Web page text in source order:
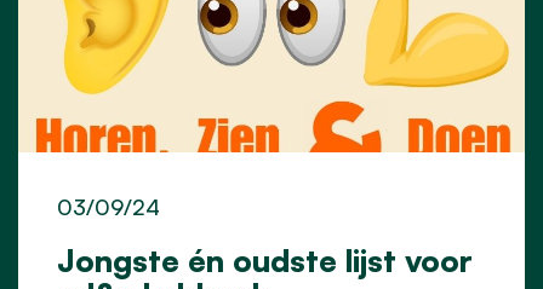
Jongste én oudste lijst voor
03/09/24